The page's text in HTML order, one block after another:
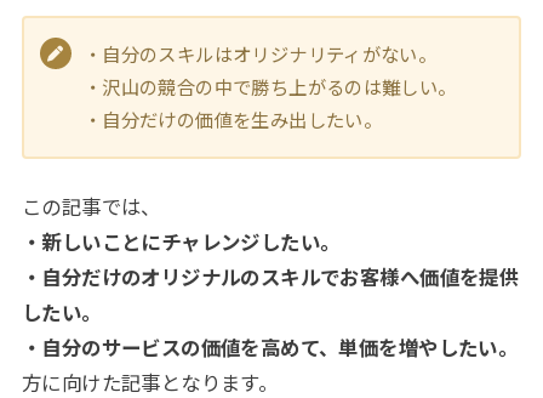
・自分のスキルはオリジナリティがない。
・沢山の競合の中で勝ち上がるのは難しい。
・自分だけの価値を生み出したい。
この記事では、
・新しいことにチャレンジしたい。
・自分だけのオリジナルのスキルでお客様へ価値を提供
したい。
・自分のサービスの価値を高めて、単価を増やしたい。
方に向けた記事となります。